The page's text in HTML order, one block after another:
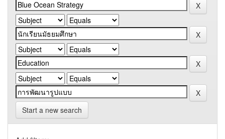
Start a new search